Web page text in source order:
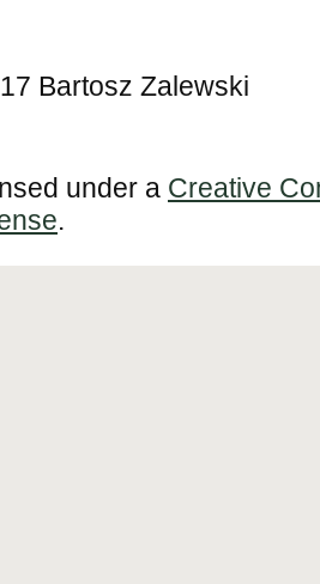
Bartosz Zalewski
under a Creative
.